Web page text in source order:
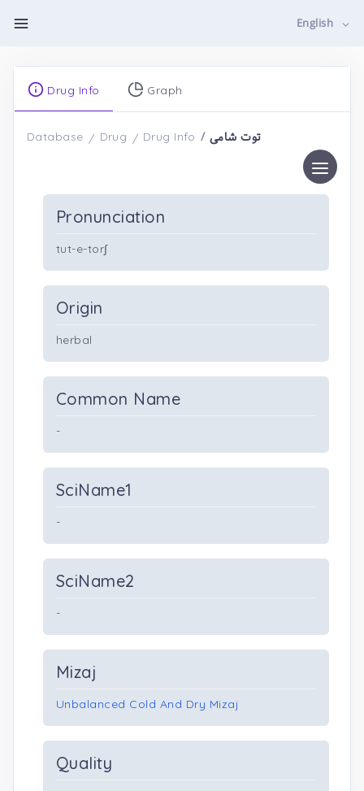
English
Drug Info Graph
Database Drug Drug Info توت ‌شامی
Pronunciation
tut-e-tor∫
Origin
herbal
Common Name
-
SciName1
-
SciName2
-
Mizaj
Unbalanced Cold And Dry Mizaj
Quality